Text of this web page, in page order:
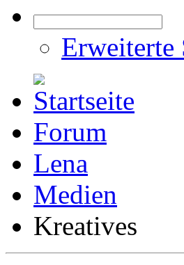
Erweiterte
Forum
Lena
Medien
Kreatives